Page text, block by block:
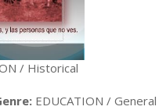
/ Historical
EDUCATION / General